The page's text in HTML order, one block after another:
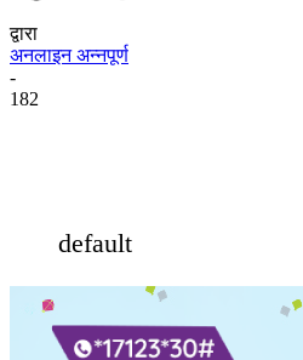
द्वारा
अनलाइन अन्नपूर्ण
-
182
default